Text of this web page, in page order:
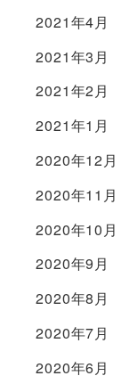
2021年4月
2021年3月
2021年2月
2021年1月
2020年12月
2020年11月
2020年10月
2020年9月
2020年8月
2020年7月
2020年6月